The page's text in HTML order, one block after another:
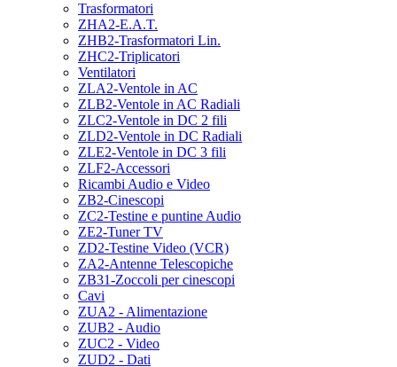
Trasformatori
ZHA2-E.A.T.
ZHB2-Trasformatori Lin.
ZHC2-Triplicatori
Ventilatori
ZLA2-Ventole in AC
ZLB2-Ventole in AC Radiali
ZLC2-Ventole in DC 2 fili
ZLD2-Ventole in DC Radiali
ZLE2-Ventole in DC 3 fili
ZLF2-Accessori
Ricambi Audio e Video
ZB2-Cinescopi
ZC2-Testine e puntine Audio
ZE2-Tuner TV
ZD2-Testine Video (VCR)
ZA2-Antenne Telescopiche
ZB31-Zoccoli per cinescopi
Cavi
ZUA2 - Alimentazione
ZUB2 - Audio
ZUC2 - Video
ZUD2 - Dati